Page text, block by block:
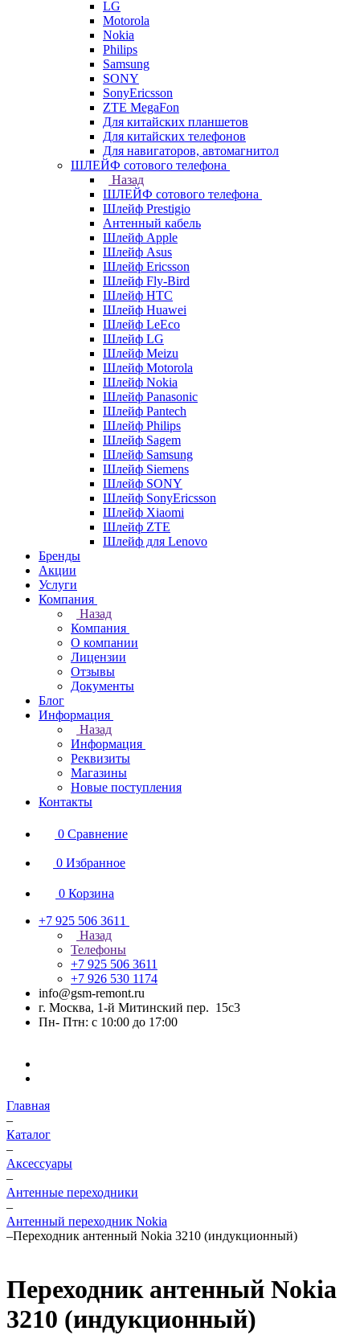
LG
Motorola
Nokia
Philips
Samsung
SONY
SonyEricsson
ZTE MegaFon
Для китайских планшетов
Для китайских телефонов
Для навигаторов, автомагнитол
ШЛЕЙФ сотового телефона
Назад
ШЛЕЙФ сотового телефона
Шлейф Prestigio
Антенный кабель
Шлейф Apple
Шлейф Asus
Шлейф Ericsson
Шлейф Fly-Bird
Шлейф HTC
Шлейф Huawei
Шлейф LeEco
Шлейф LG
Шлейф Meizu
Шлейф Motorola
Шлейф Nokia
Шлейф Panasonic
Шлейф Pantech
Шлейф Philips
Шлейф Sagem
Шлейф Samsung
Шлейф Siemens
Шлейф SONY
Шлейф SonyEricsson
Шлейф Xiaomi
Шлейф ZTE
Шлейф для Lenovo
Бренды
Акции
Услуги
Компания
Назад
Компания
О компании
Лицензии
Отзывы
Документы
Блог
Информация
Назад
Информация
Реквизиты
Магазины
Новые поступления
Контакты
0 Сравнение
0 Избранное
0 Корзина
+7 925 506 3611
Назад
Телефоны
+7 925 506 3611
+7 926 530 1174
info@gsm-remont.ru
г. Москва, 1-й Митинский пер. 15с3
Пн- Птн: с 10:00 до 17:00
Главная
–
Каталог
–
Аксессуары
–
Антенные переходники
–
Антенный переходник Nokia
–Переходник антенный Nokia 3210 (индукционный)
Переходник антенный Nokia
3210 (индукционный)